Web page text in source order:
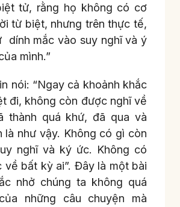
tử, rằng họ không có cơ
từ biệt, nhưng trên thực tế,
dính mắc vào suy nghĩ và ý
mình.”
nói: “Ngay cả khoảnh khắc
đi, không còn được nghĩ về
thành quá khứ, đã qua và
là như vậy. Không có gì còn
nghĩ và ký ức. Không có
về bất kỳ ai”. Đây là một bài
nhở chúng ta không quá
những câu chuyện mà